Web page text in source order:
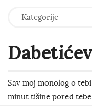
Kategorije
Sav moj monolog o
minut tišine pored